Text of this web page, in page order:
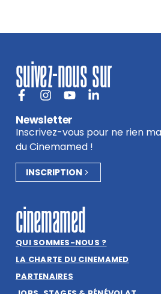
suivez-nous sur
Newsletter
Inscrivez-vous pour ne rien
du Cinemamed !
INSCRIPTION
cinemamed
QUI SOMMES-NOUS ?
LA CHARTE DU CINEMAMED
PARTENAIRES